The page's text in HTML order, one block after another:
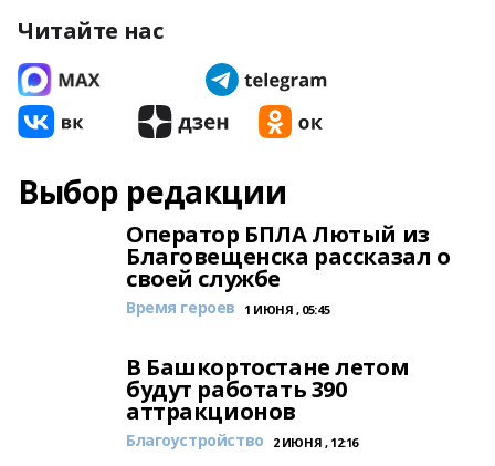
Читайте нас
Выбор редакции
Оператор БПЛА Лютый из
Благовещенска рассказал о
своей службе
Время героев 1 ИЮНЯ , 05:45
В Башкортостане летом
будут работать 390
аттракционов
Благоустройство 2 ИЮНЯ , 12:16